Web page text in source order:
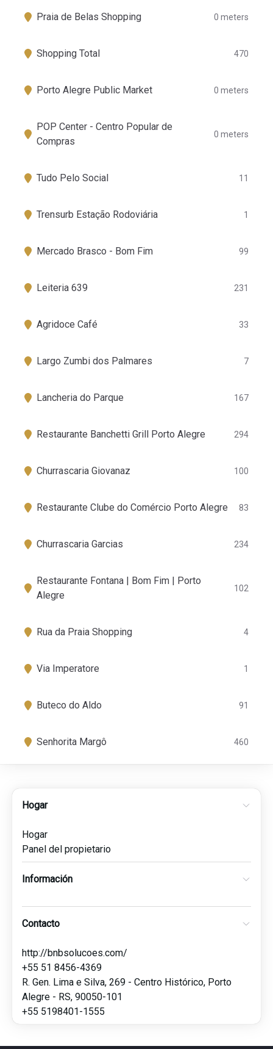
Praia de Belas Shopping 0 meters
Shopping Total 470
Porto Alegre Public Market 0 meters
POP Center - Centro Popular de
Compras
0 meters
Tudo Pelo Social 11
Trensurb Estação Rodoviária 1
Mercado Brasco - Bom Fim 99
Leiteria 639 231
Agridoce Café 33
Largo Zumbi dos Palmares 7
Lancheria do Parque 167
Restaurante Banchetti Grill Porto Alegre 294
Churrascaria Giovanaz 100
Restaurante Clube do Comércio Porto Alegre 83
Churrascaria Garcias 234
Restaurante Fontana | Bom Fim | Porto
Alegre
102
Rua da Praia Shopping 4
Via Imperatore 1
Buteco do Aldo 91
Senhorita Margô 460
Hogar
Hogar
Panel del propietario
Información
Contacto
http://bnbsolucoes.com/
+55 51 8456-4369
R. Gen. Lima e Silva, 269 - Centro Histórico, Porto
Alegre - RS, 90050-101
+55 5198401-1555